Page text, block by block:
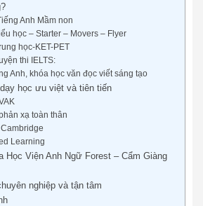
Anh Mầm non
học – Starter – Movers – Flyer
học-KET-PET
thi IELTS:
Anh, khóa học văn đọc viết sáng tạo
học ưu việt và tiên tiến
xạ toàn thân
Learning
Viện Anh Ngữ Forest – Cẩm Giàng
nghiệp và tận tâm